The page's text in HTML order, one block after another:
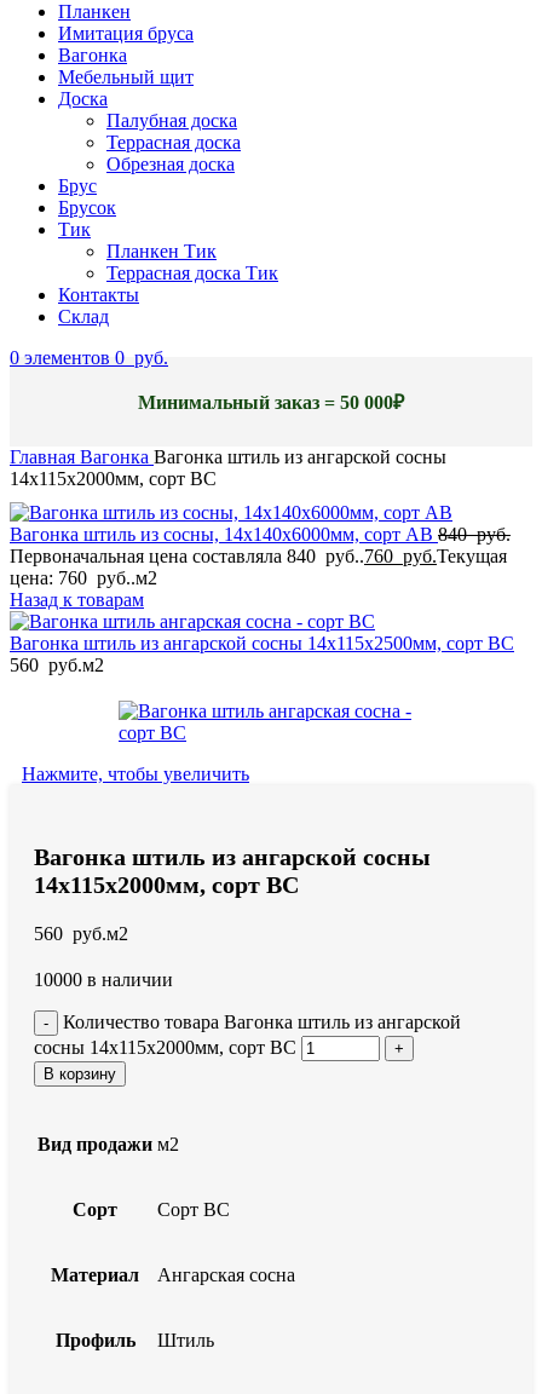
Планкен
Имитация бруса
Вагонка
Мебельный щит
Доска
Палубная доска
Террасная доска
Обрезная доска
Брус
Брусок
Тик
Планкен Тик
Террасная доска Тик
Контакты
Склад
0 элементов 0 руб.
Минимальный заказ = 50 000₽
Главная Вагонка Вагонка штиль из ангарской сосны
14x115x2000мм, сорт BC
Вагонка штиль из сосны, 14x140x6000мм, сорт AB 840руб.
Первоначальная цена составляла 840 руб..760 руб.Текущая
цена: 760 руб..м2
Назад к товарам
Вагонка штиль из ангарской сосны 14x115x2500мм, сорт BC
560 руб.м2
Нажмите, чтобы увеличить
Вагонка штиль из ангарской сосны
14x115x2000мм, сорт BC
560 руб.м2
10000 в наличии
Количество товара Вагонка штиль из ангарской
сосны 14x115x2000мм, сорт BC
В корзину
Вид продажи м2
Сорт Сорт BC
Материал Ангарская сосна
Профиль Штиль